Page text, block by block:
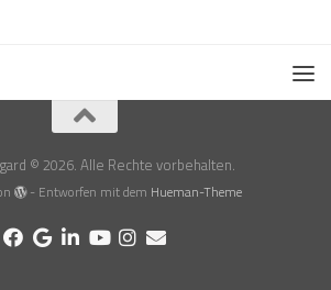
© 2026. Alle Rechte vorbehalten.
- Entworfen mit dem Hueman-Theme